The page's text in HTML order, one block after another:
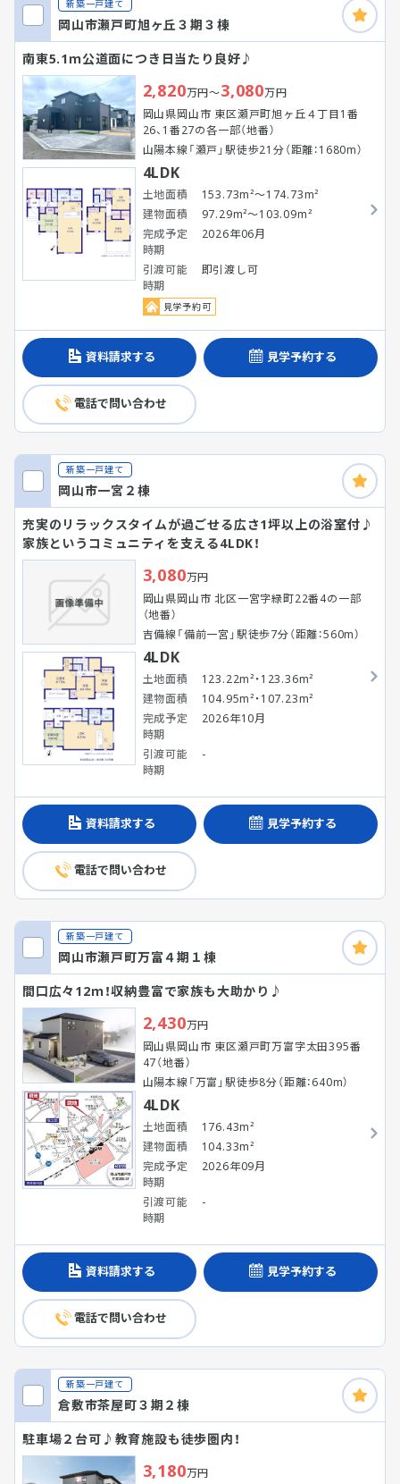
新築一戸建て
岡山市瀬戸町旭ヶ丘３期３棟
南東5.1ｍ公道面につき日当たり良好♪
2,820万円～3,080万円
岡山県岡山市 東区瀬戸町旭ヶ丘４丁目1番
26、1番27の各一部（地番）
山陽本線「瀬戸」駅徒歩21分（距離：1680m）
4LDK
土地面積
153.73m²～174.73m²
建物面積
97.29m²～103.09m²
完成予定
時期
2026年06月
引渡可能
時期
即引渡し可
見学予約可
資料請求する 見学予約する
電話で問い合わせ
新築一戸建て
岡山市一宮２棟
充実のリラックスタイムが過ごせる広さ1坪以上の浴室付♪
家族というコミュニティを支える4LDK！
3,080万円
岡山県岡山市 北区一宮字緑町22番4の一部
（地番）
吉備線「備前一宮」駅徒歩7分（距離：560m）
4LDK
土地面積
123.22m²・123.36m²
建物面積
104.95m²・107.23m²
完成予定
時期
2026年10月
引渡可能
時期
-
資料請求する 見学予約する
電話で問い合わせ
新築一戸建て
岡山市瀬戸町万富４期１棟
間口広々12ｍ！収納豊富で家族も大助かり♪
2,430万円
岡山県岡山市 東区瀬戸町万富字太田395番
47（地番）
山陽本線「万富」駅徒歩8分（距離：640m）
4LDK
土地面積
176.43m²
建物面積
104.33m²
完成予定
時期
2026年09月
引渡可能
時期
-
資料請求する 見学予約する
電話で問い合わせ
新築一戸建て
倉敷市茶屋町３期２棟
駐車場２台可♪教育施設も徒歩圏内！
3,180万円